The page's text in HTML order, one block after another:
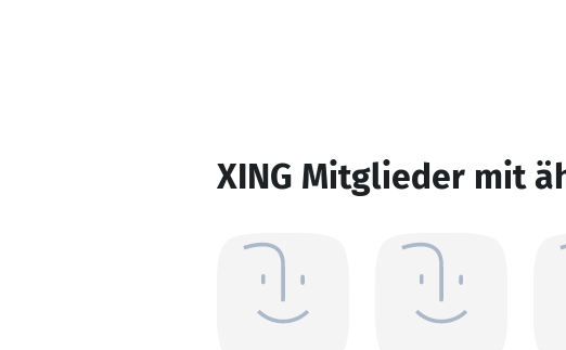
XING Mitglieder mit